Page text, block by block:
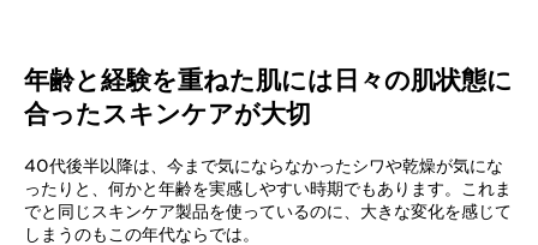
年齢と経験を重ねた肌には日々の肌状態に
合ったスキンケアが大切
40代後半以降は、今まで気にならなかったシワや乾燥が気にな
ったりと、何かと年齢を実感しやすい時期でもあります。これま
でと同じスキンケア製品を使っているのに、大きな変化を感じて
しまうのもこの年代ならでは。